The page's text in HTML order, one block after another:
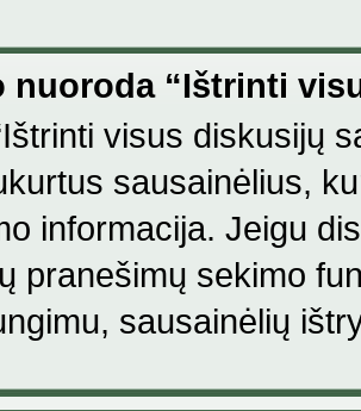
nuoroda “Ištrinti
visus diskusijų
sausainėlius,
informacija. Jeigu
pranešimų sekimo
sausainėlių